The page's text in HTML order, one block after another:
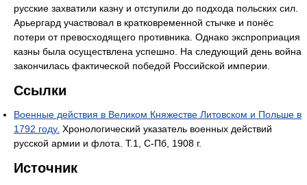
русские захватили казну и отступили до подхода польских сил.
Арьергард участвовал в кратковременной стычке и понёс
потери от превосходящего противника. Однако экспроприация
казны была осуществлена успешно. На следующий день война
закончилась фактической победой Российской империи.
Ссылки
Военные действия в Великом Княжестве Литовском и Польше в
1792 году. Хронологический указатель военных действий
русской армии и флота. Т.1, С-Пб, 1908 г.
Источник